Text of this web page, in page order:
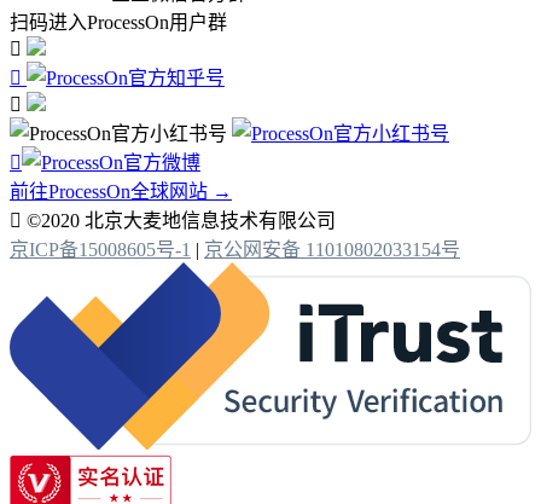
扫码进入ProcessOn用户群




前往ProcessOn全球网站 →
 ©2020 北京大麦地信息技术有限公司
京ICP备15008605号-1 | 京公网安备 11010802033154号